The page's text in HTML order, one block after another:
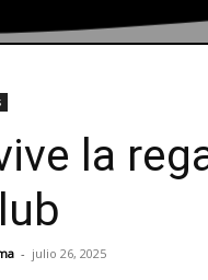
la
- julio 26, 2025